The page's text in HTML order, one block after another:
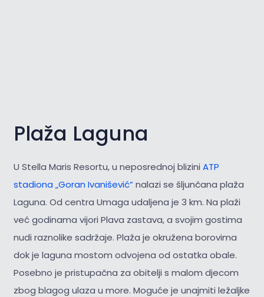
Plaža Laguna
U Stella Maris Resortu, u neposrednoj blizini ATP
stadiona „Goran Ivanišević“ nalazi se šljunčana plaža
Laguna. Od centra Umaga udaljena je 3 km. Na plaži
već godinama vijori Plava zastava, a svojim gostima
nudi raznolike sadržaje. Plaža je okružena borovima
dok je laguna mostom odvojena od ostatka obale.
Posebno je pristupačna za obitelji s malom djecom
zbog blagog ulaza u more. Moguće je unajmiti ležaljke